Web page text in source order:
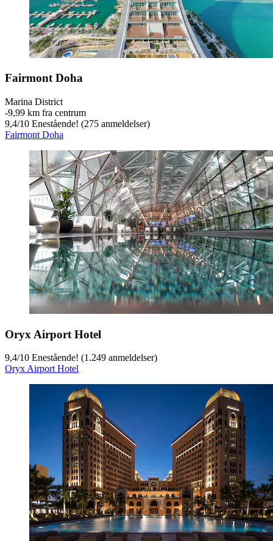
Fairmont Doha
Marina District
‐9,99 km fra centrum
9,4/10 Enestående! (275 anmeldelser)
Fairmont Doha
Oryx Airport Hotel
9,4/10 Enestående! (1.249 anmeldelser)
Oryx Airport Hotel